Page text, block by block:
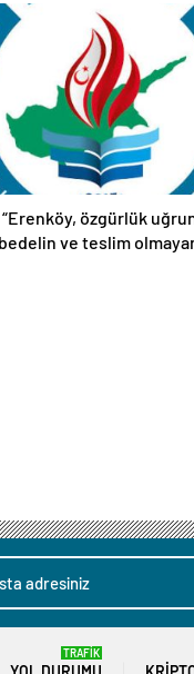
“Erenköy, özgürlük
ve teslim
TRAFİK